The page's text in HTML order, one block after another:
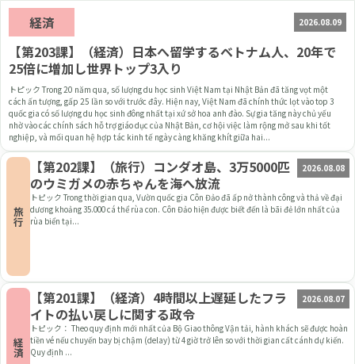
経済 2026.08.09
【第203課】（経済）日本へ留学するベトナム人、20年で
25倍に増加し世界トップ3入り
トピック Trong 20 năm qua, số lượng du học sinh Việt Nam tại Nhật Bản đã tăng vọt một
cách ấn tượng, gấp 25 lần so với trước đây. Hiện nay, Việt Nam đã chính thức lọt vào top 3
quốc gia có số lượng du học sinh đông nhất tại xứ sở hoa anh đào. Sự gia tăng này chủ yếu
nhờ vào các chính sách hỗ trợ giáo dục của Nhật Bản, cơ hội việc làm rộng mở sau khi tốt
nghiệp, và mối quan hệ hợp tác kinh tế ngày càng khăng khít giữa hai...
旅行
【第202課】（旅行）コンダオ島、3万5000匹
のウミガメの赤ちゃんを海へ放流
2026.08.08
トピック Trong thời gian qua, Vườn quốc gia Côn Đảo đã ấp nở thành công và thả về đại
dương khoảng 35.000 cá thể rùa con. Côn Đảo hiện được biết đến là bãi đẻ lớn nhất của
rùa biển tại...
経済
【第201課】（経済）4時間以上遅延したフラ
イトの払い戻しに関する政令
2026.08.07
トピック： Theo quy định mới nhất của Bộ Giao thông Vận tải, hành khách sẽ được hoàn
tiền vé nếu chuyến bay bị chậm (delay) từ 4 giờ trở lên so với thời gian cất cánh dự kiến.
Quy định ...